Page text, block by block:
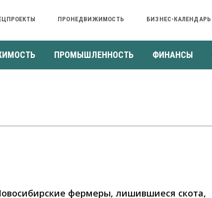
ПРОНЕДВИЖИМОСТЬ БИЗНЕС-КАЛЕНДАРЬ
ПРОМЫШЛЕННОСТЬ ФИНАНСЫ
фермеры, лишившиеся скота,